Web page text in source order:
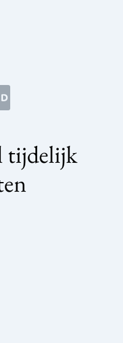
tijdelijk